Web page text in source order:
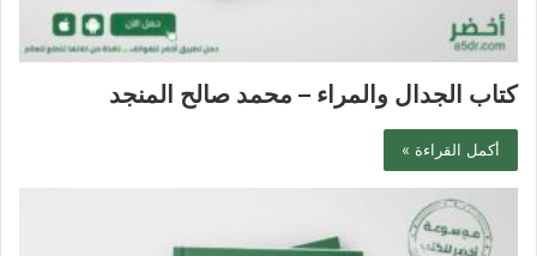
كتاب الجدال والمراء – محمد صالح المنجد
أكمل القراءة »